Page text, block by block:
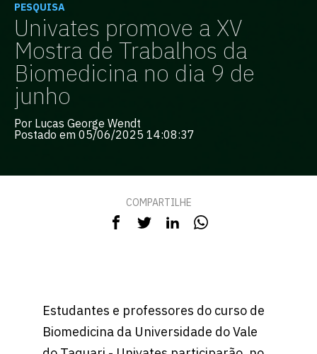
PESQUISA
Univates promove a XV
Mostra de Trabalhos da
Biomedicina no dia 9 de
junho
Por Lucas George Wendt
Postado em 05/06/2025 14:08:37
COMPARTILHE
Estudantes e professores do curso de
Biomedicina da Universidade do Vale